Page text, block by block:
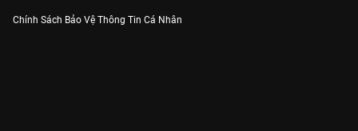
Chính Sách Bảo Vệ Thông Tin Cá Nhân